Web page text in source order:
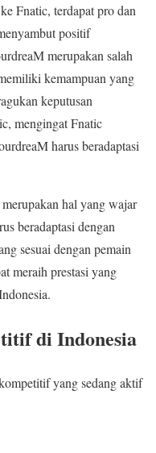
Fnatic, terdapat pro dan
positif
merupakan salah
kemampuan yang
keputusan
mengingat Fnatic
harus beradaptasi
hal yang wajar
beradaptasi dengan
sesuai dengan pemain
meraih prestasi yang
di Indonesia
yang sedang aktif